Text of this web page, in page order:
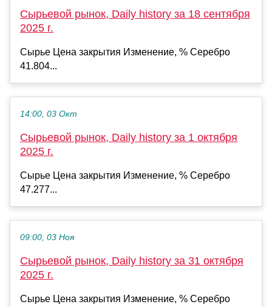
Сырьевой рынок, Daily history за 18 сентября
2025 г.
Сырье Цена закрытия Изменение, % Серебро
41.804...
14:00, 03 Окт
Сырьевой рынок, Daily history за 1 октября
2025 г.
Сырье Цена закрытия Изменение, % Серебро
47.277...
09:00, 03 Ноя
Сырьевой рынок, Daily history за 31 октября
2025 г.
Сырье Цена закрытия Изменение, % Серебро